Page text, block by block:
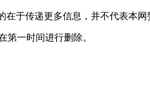
于传递更多信息，并不代表本网
第一时间进行删除。